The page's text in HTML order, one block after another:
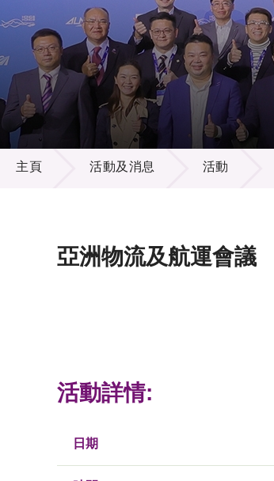
活動及消息
主頁 活動及消息 活動
亞洲物流及航運會議
活動詳情:
日期